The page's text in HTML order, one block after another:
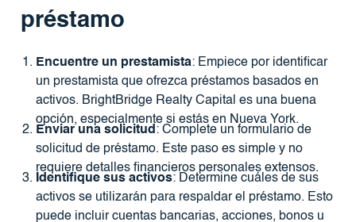
préstamo
Encuentre un prestamista: Empiece por identificar
un prestamista que ofrezca préstamos basados ​​en
activos. BrightBridge Realty Capital es una buena
opción, especialmente si estás en Nueva York.
Enviar una solicitud : Complete un formulario de
solicitud de préstamo. Este paso es simple y no
requiere detalles financieros personales extensos.
Identifique sus activos: Determine cuáles de sus
activos se utilizarán para respaldar el préstamo. Esto
puede incluir cuentas bancarias, acciones, bonos u